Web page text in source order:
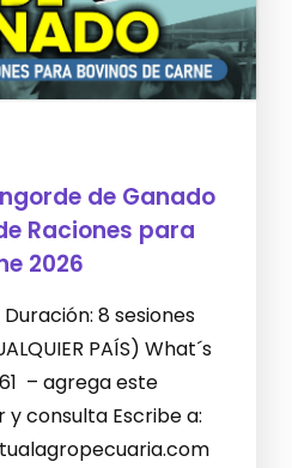
de Ganado
Raciones para
2026
Duración: 8 sesiones
PAÍS) What´s
– agrega este
consulta Escribe a: